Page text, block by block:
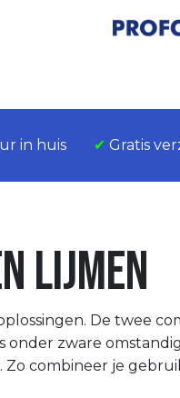
in huis ✔ Gratis
Lijmen
De twee
zware
combineer je